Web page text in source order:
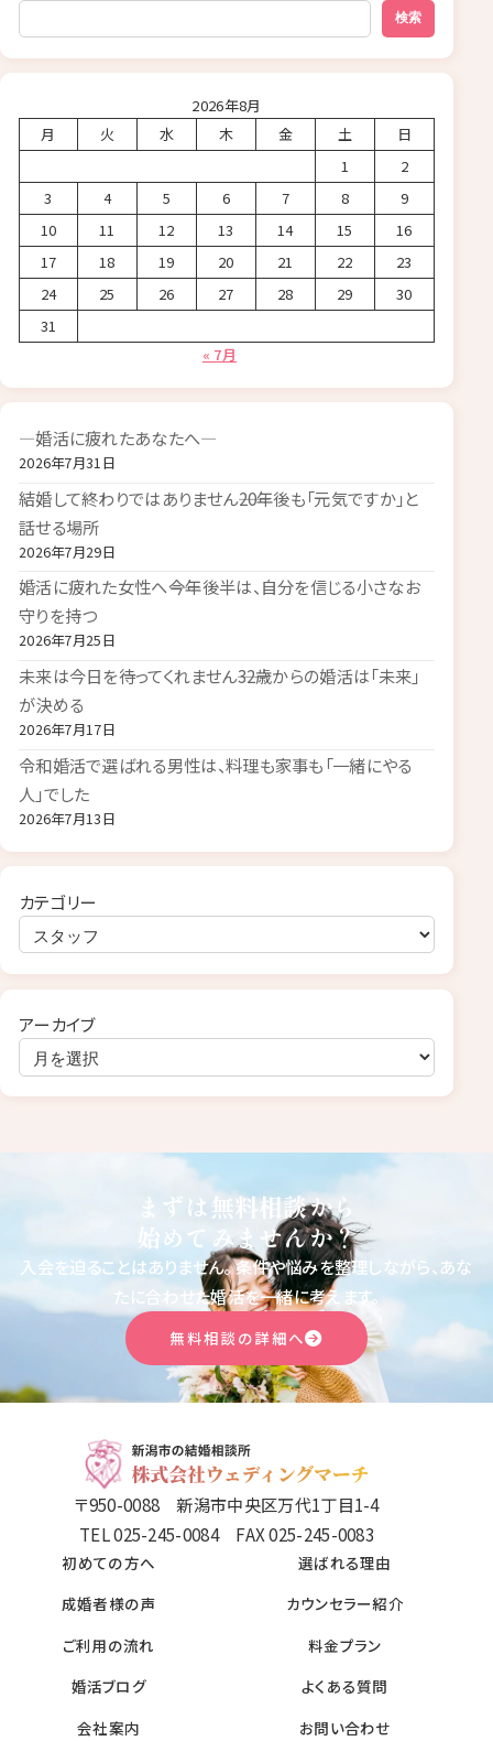
検索
検索
2026年8月
月
火 水 木 金 土
日
1
2
3
4 5 6 7 8
9
10
11 12 13 14 15
16
17
18 19 20 21 22
23
24
25 26 27 28 29
30
31
« 7月
―婚活に疲れたあなたへ―
2026年7月31日
結婚して終わりではありません――20年後も「元気ですか」と
話せる場所
2026年7月29日
婚活に疲れた女性へ――今年後半は、自分を信じる小さなお
守りを持つ
2026年7月25日
未来は今日を待ってくれません――32歳からの婚活は「未来」
が決める
2026年7月17日
令和婚活で選ばれる男性は、料理も家事も「一緒にやる
人」でした
2026年7月13日
カテゴリー
アーカイブ
まずは無料相談から
始めてみませんか？
入会を迫ることはありません。条件や悩みを整理しながら、あな
たに合わせた婚活を一緒に考えます。
無料相談の詳細へ
〒950-0088 新潟市中央区万代1丁目1-4
TEL 025-245-0084 FAX 025-245-0083
初めての方へ
選ばれる理由
成婚者様の声
カウンセラー紹介
ご利用の流れ
料金プラン
婚活ブログ
よくある質問
会社案内
お問い合わせ